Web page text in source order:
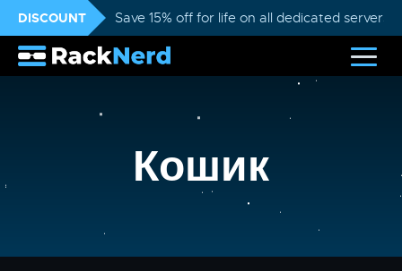
DISCOUNT Save 15% off for life on all dedicated servers
Кошик